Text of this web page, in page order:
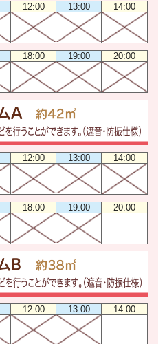
12:00 13:00 14:00
18:00 19:00 20:00
12:00 13:00 14:00
18:00 19:00 20:00
12:00 13:00 14:00